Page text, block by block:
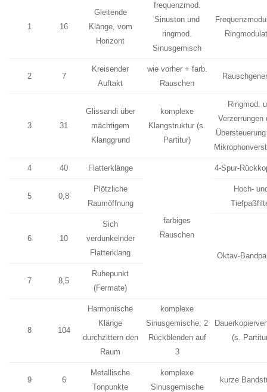
1 16
Gleitende
Klänge, vom
Horizont
frequenzmod.
Sinuston und
ringmod.
Sinusgemisch
2 7
Kreisender
Auftakt
wie vorher + farb.
Rauschen
3 31
Glissandi über
mächtigem
Klanggrund
komplexe
Klangstruktur (s.
Partitur)
Ringmod.
Verzerrungen
4 40 Flatterklänge
farbiges
Rauschen
4-Spur-
5 0,8
Plötzliche
Raumöffnung
Hoch-
6 10
Sich
verdunkelnder
Flatterklang
Oktav-
7 8,5
Ruhepunkt
(Fermate)
8 104
Harmonische
Klänge
durchzittern den
Raum
komplexe
Sinusgemische; 2
Rückblenden auf
3
(s.
9 6
Metallische
Tonpunkte
komplexe
Sinusgemische
kurze